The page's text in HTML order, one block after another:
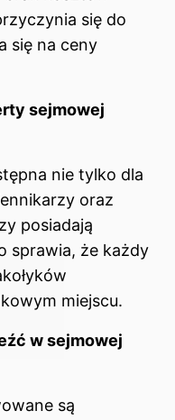
się do
się na ceny
sejmowej
nie tylko dla
oraz
posiadają
sprawia, że każdy
miejscu.
w sejmowej
są